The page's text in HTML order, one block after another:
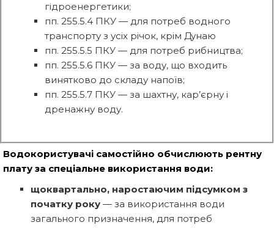
гідроенергетики;
пп. 255.5.4 ПКУ — для потреб водного
транспорту з усіх річок, крім Дунаю
пп. 255.5.5 ПКУ — для потреб рибництва;
пп. 255.5.6 ПКУ — за воду, що входить
винятково до складу напоїв;
пп. 255.5.7 ПКУ — за шахтну, кар’єрну і
дренажну воду.
Водокористувачі самостійно обчислюють рентну
плату за спеціальне використання води:
щоквартально, наростаючим підсумком з
початку року — за використання води
загального призначення, для потреб